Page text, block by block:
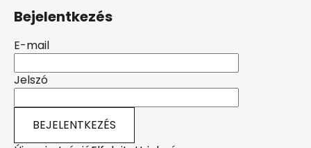
Bejelentkezés
E-mail
Jelszó
BEJELENTKEZÉS